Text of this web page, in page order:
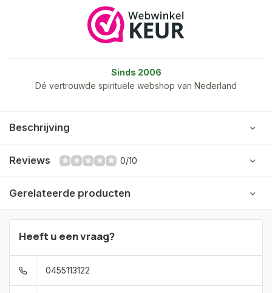
Sinds 2006
Dé vertrouwde spirituele webshop van Nederland
Beschrijving
Reviews 0/10
Gerelateerde producten
Heeft u een vraag?
0455113122